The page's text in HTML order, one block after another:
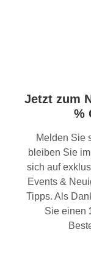
Jetzt zum
%
Melden Sie
bleiben Sie
sich auf
Events &
Tipps. Als
Sie einen